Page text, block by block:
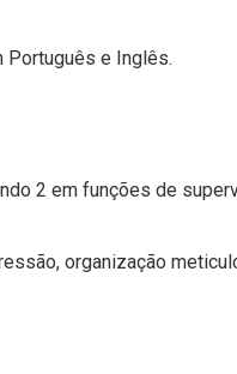
Português e Inglês.
2 em funções de
organização